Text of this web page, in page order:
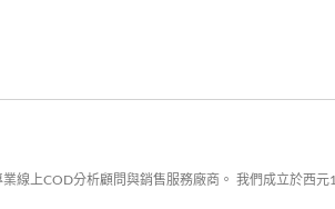
線上COD分析顧問與銷售服務廠商。 我們成立於西